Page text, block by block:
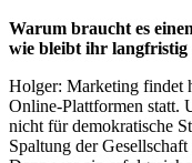
Warum braucht es
wie bleibt ihr
Holger: Marketing findet
Online-Plattformen statt.
nicht für demokratische
Spaltung der